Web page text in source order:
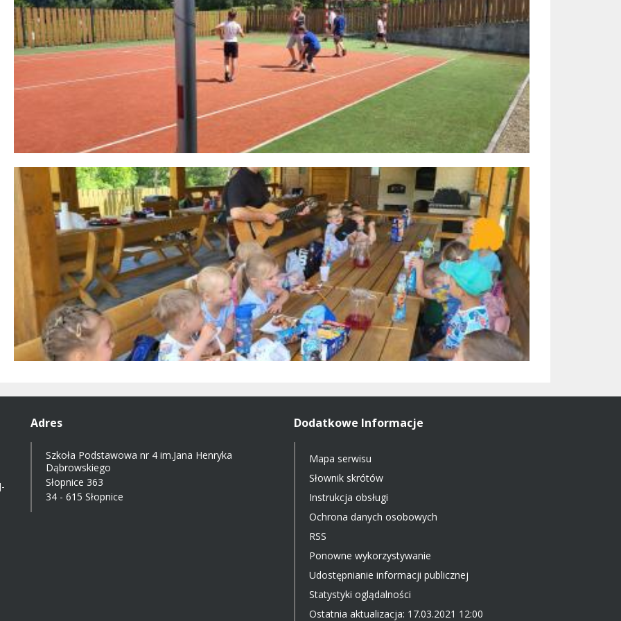
Adres
Szkoła Podstawowa nr 4 im.Jana Henryka
Dąbrowskiego
Słopnice 363
34 - 615 Słopnice
Dodatkowe Informacje
Mapa serwisu
Słownik skrótów
Instrukcja obsługi
Ochrona danych osobowych
RSS
Ponowne wykorzystywanie
Udostępnianie informacji publicznej
Statystyki oglądalności
Ostatnia aktualizacja: 17.03.2021 12:00